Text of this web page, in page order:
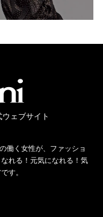
ェブサイト
働く女性が、ファッショ
れる！元気になれる！気
す。